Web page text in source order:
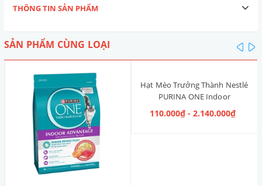
THÔNG TIN SẢN PHẨM
SẢN PHẨM CÙNG LOẠI
Hạt Mèo Trưởng Thành Nestlé
PURINA ONE Indoor
Advantage [Vị Gà]
110.000₫ - 2.140.000₫